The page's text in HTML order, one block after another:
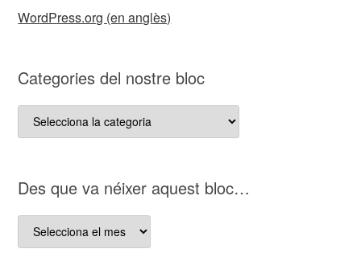
WordPress.org (en anglès)
Categories del nostre bloc
Categories
del
D es que va néixer aquest bloc…
D es
que